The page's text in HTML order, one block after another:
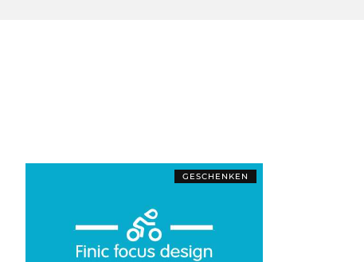
GESCHENKEN